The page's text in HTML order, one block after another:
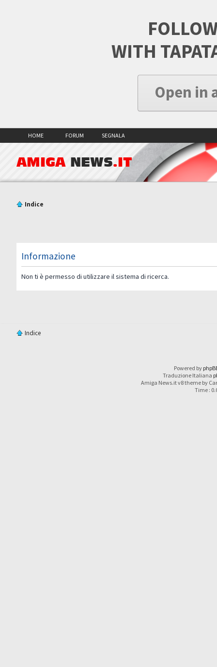
WITH
Open in
HOME FORUM SEGNALA
AMIGA NEWS.IT
Indice
Informazione
Non ti è permesso di utilizzare il sistema di ricerca.
Indice
Powered by
Traduzione Italiana
Amiga News.it v8 theme by
Time :